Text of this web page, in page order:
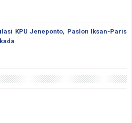
KPU Jeneponto, Paslon Iksan-Paris